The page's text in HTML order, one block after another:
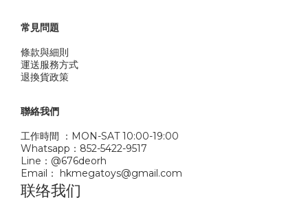
常見問題
條款與細則
運送服務方式
退換貨政策
聯絡我們
工作時間 ：MON-SAT 10:00-19:00
Whatsapp：852-5422-9517
Line：@676deorh
Email： hkmegatoys@gmail.com
联络我们